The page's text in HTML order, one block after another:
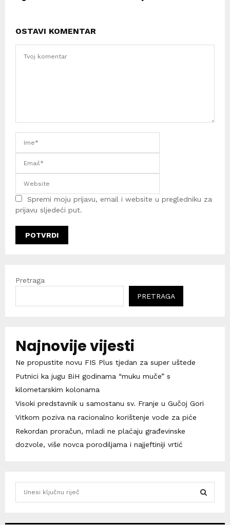
OSTAVI KOMENTAR
Spremi moju prijavu, email i website u pregledniku za
prijavu sljedeći put.
Pretraga
PRETRAGA
Najnovije vijesti
Ne propustite novu FIS Plus tjedan za super uštede
Putnici ka jugu BiH godinama “muku muče” s
kilometarskim kolonama
Visoki predstavnik u samostanu sv. Franje u Gučoj Gori
Vitkom poziva na racionalno korištenje vode za piće
Rekordan proračun, mladi ne plaćaju građevinske
dozvole, više novca porodiljama i najjeftiniji vrtić